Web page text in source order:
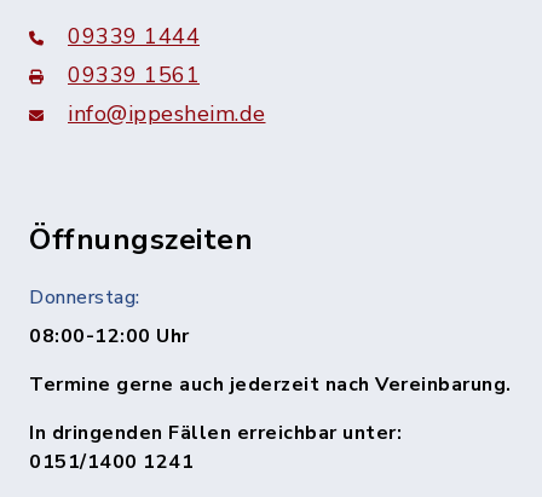
09339 1444
09339 1561
info@ippesheim.de
Öffnungszeiten
Donnerstag:
08:00-12:00 Uhr
Termine gerne auch jederzeit nach Vereinbarung.
In dringenden Fällen erreichbar unter:
0151/1400 1241